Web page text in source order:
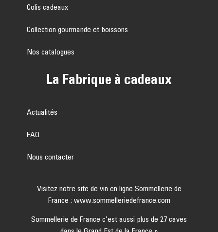
Colis cadeaux
Collection gourmande et boissons
Nos catalogues
La Fabrique à cadeaux
Actualités
FAQ
Nous contacter
Visitez notre site de vin en ligne Sommellerie de
France : www.sommelleriedefrance.com
Sommellerie de France c’est aussi plus de 27 caves